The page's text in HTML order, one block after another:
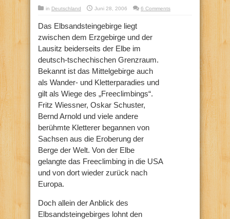
in Deutschland Juni 28, 2006 6 Comments
Das Elbsandsteingebirge liegt
zwischen dem Erzgebirge und der
Lausitz beiderseits der Elbe im
deutsch-tschechischen Grenzraum.
Bekannt ist das Mittelgebirge auch
als Wander- und Kletterparadies und
gilt als Wiege des „Freeclimbings“.
Fritz Wiessner, Oskar Schuster,
Bernd Arnold und viele andere
berühmte Kletterer begannen von
Sachsen aus die Eroberung der
Berge der Welt. Von der Elbe
gelangte das Freeclimbing in die USA
und von dort wieder zurück nach
Europa.
Doch allein der Anblick des
Elbsandsteingebirges lohnt den